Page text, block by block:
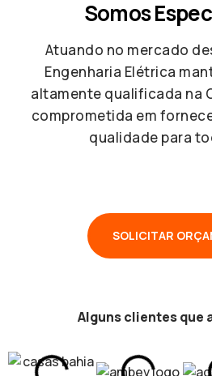
Somos
Atuando no mercado
Engenharia Elétrica
altamente qualificada na
comprometida em
qualidade para
SOLICITAR
Alguns clientes que